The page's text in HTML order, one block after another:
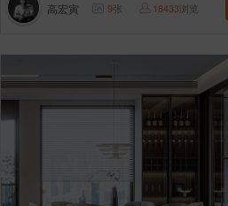
高宏寅 9张 18433浏览